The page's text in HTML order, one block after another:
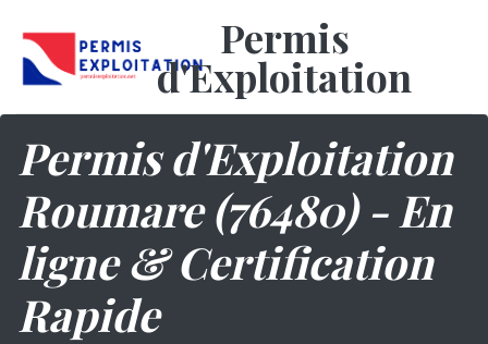
Permis
d'Exploitation
Permis d'Exploitation
Roumare (76480) - En
ligne & Certification
Rapide